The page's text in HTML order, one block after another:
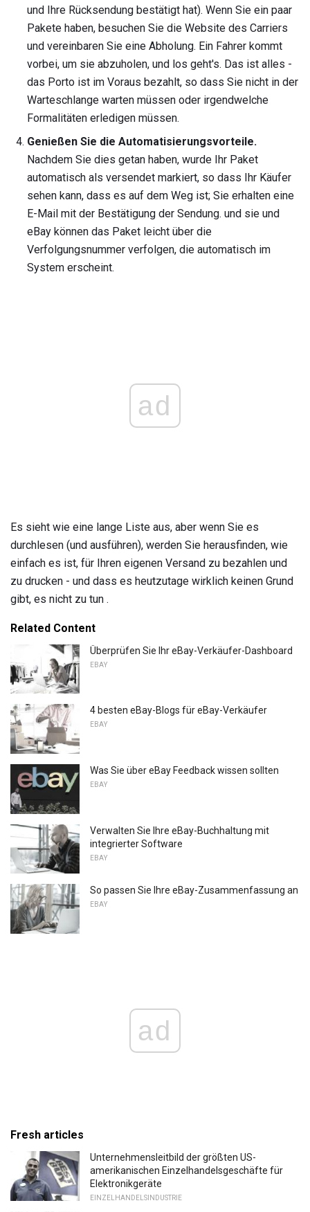
und Ihre Rücksendung bestätigt hat). Wenn Sie ein paar
Pakete haben, besuchen Sie die Website des Carriers
und vereinbaren Sie eine Abholung. Ein Fahrer kommt
vorbei, um sie abzuholen, und los geht's. Das ist alles -
das Porto ist im Voraus bezahlt, so dass Sie nicht in der
Warteschlange warten müssen oder irgendwelche
Formalitäten erledigen müssen.
Genießen Sie die Automatisierungsvorteile.
Nachdem Sie dies getan haben, wurde Ihr Paket
automatisch als versendet markiert, so dass Ihr Käufer
sehen kann, dass es auf dem Weg ist; Sie erhalten eine
E-Mail mit der Bestätigung der Sendung. und sie und
eBay können das Paket leicht über die
Verfolgungsnummer verfolgen, die automatisch im
System erscheint.
ad
Es sieht wie eine lange Liste aus, aber wenn Sie es
durchlesen (und ausführen), werden Sie herausfinden, wie
einfach es ist, für Ihren eigenen Versand zu bezahlen und
zu drucken - und dass es heutzutage wirklich keinen Grund
gibt, es nicht zu tun .
Related Content
Überprüfen Sie Ihr eBay-Verkäufer-Dashboard
EBAY
4 besten eBay-Blogs für eBay-Verkäufer
EBAY
Was Sie über eBay Feedback wissen sollten
EBAY
Verwalten Sie Ihre eBay-Buchhaltung mit
integrierter Software
EBAY
So passen Sie Ihre eBay-Zusammenfassung an
EBAY
ad
Fresh articles
Unternehmensleitbild der größten US-
amerikanischen Einzelhandelsgeschäfte für
Elektronikgeräte
EINZELHANDELSINDUSTRIE